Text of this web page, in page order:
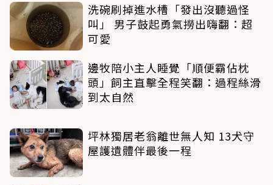
洗碗刷掉進水槽「發出沒聽過怪
叫」 男子鼓起勇氣撈出嗨翻：超
可愛
邊牧陪小主人睡覺「順便霸佔枕
頭」飼主直擊全程笑翻：過程絲滑
到太自然
坪林獨居老翁離世無人知 13犬守
屋護遺體伴最後一程